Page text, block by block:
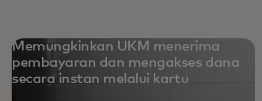
Memungkinkan UKM menerima
pembayaran dan mengakses dana
secara instan melalui kartu